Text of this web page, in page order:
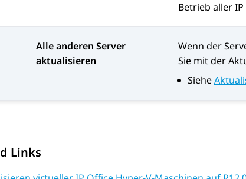
Betrieb aller
Alle anderen Server
aktualisieren
Wenn der
Sie mit der
Siehe
Links